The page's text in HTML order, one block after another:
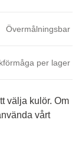
Övermålningsbar
per lager
välja kulör. Om
vårt